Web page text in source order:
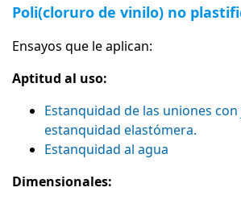
Poli(cloruro de vinilo) no
Ensayos que le aplican:
Aptitud al uso:
Estanquidad de las uniones
estanquidad elastómera.
Estanquidad al agua
Dimensionales: